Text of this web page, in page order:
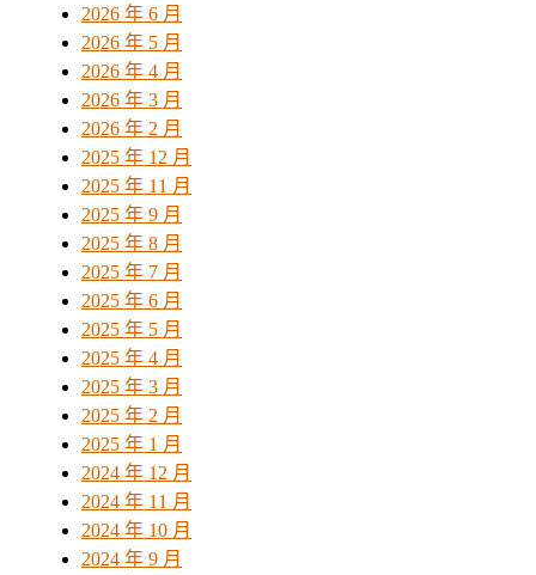
2026 年 6 月
2026 年 5 月
2026 年 4 月
2026 年 3 月
2026 年 2 月
2025 年 12 月
2025 年 11 月
2025 年 9 月
2025 年 8 月
2025 年 7 月
2025 年 6 月
2025 年 5 月
2025 年 4 月
2025 年 3 月
2025 年 2 月
2025 年 1 月
2024 年 12 月
2024 年 11 月
2024 年 10 月
2024 年 9 月